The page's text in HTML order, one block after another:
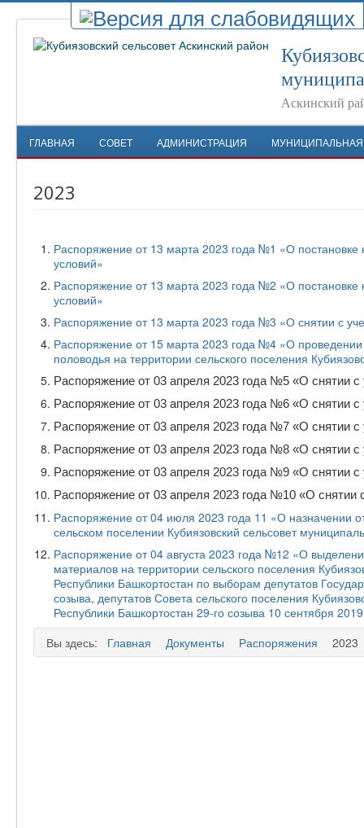
Аскинский
ГЛАВНАЯ СОВЕТ АДМИНИСТРАЦИЯ
2023
Распоряжение от 13 марта 2023 года №1 «О
условий»
Распоряжение от 13 марта 2023 года №2 «О
условий»
Распоряжение от 13 марта 2023 года №3 «О снятии с
Распоряжение от 15 марта 2023 года №4 «О
половодья на территории сельского поселения
Распоряжение от 03 апреля 2023 года №5 «О
Распоряжение от 03 апреля 2023 года №6 «О
Распоряжение от 03 апреля 2023 года №7 «О
Распоряжение от 03 апреля 2023 года №8 «О
Распоряжение от 03 апреля 2023 года №9 «О
Распоряжение от 03 апреля 2023 года №10 «О
Распоряжение от 04 июля 2023 года 11 «О назначении
сельском поселении Кубиязовский сельсовет
Распоряжение от 04 августа 2023 года №12 «О
материалов на территории сельского поселения
Республики Башкортостан по выборам депутатов
созыва, депутатов Совета сельского поселения
Республики Башкортостан 29-го созыва 10 сентября
Вы здесь:
Главная Документы Распоряжения 2023